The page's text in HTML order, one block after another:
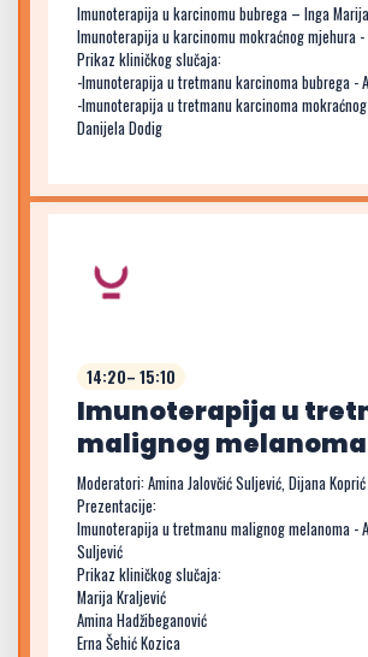
Imunoterapija u karcinomu bubrega – Inga
Imunoterapija u karcinomu mokraćnog mjehura
Prikaz kliničkog slučaja:
-Imunoterapija u tretmanu karcinoma bubrega -
-Imunoterapija u tretmanu karcinoma
Danijela Dodig
14:20– 15:10
Imunoterapija u
malignog melanoma
Moderatori: Amina Jalovčić Suljević, Dijana Koprić
Prezentacije:
Imunoterapija u tretmanu malignog melanoma -
Suljević
Prikaz kliničkog slučaja:
Marija Kraljević
Amina Hadžibeganović
Erna Šehić Kozica